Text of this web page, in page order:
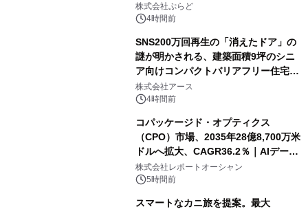
株式会社ぷらど
4時間前
SNS200万回再生の「消えたドア」の
謎が明かされる、建築面積9坪のシニ
ア向けコンパクトバリアフリー住宅が
誕生
株式会社アース
4時間前
コパッケージド・オプティクス
（CPO）市場、2035年28億8,700万米
ドルへ拡大、CAGR36.2％｜AIデータ
センター・高速光通信需要が成長を加
速
株式会社レポートオーシャン
5時間前
スマートなカニ旅を提案。最大